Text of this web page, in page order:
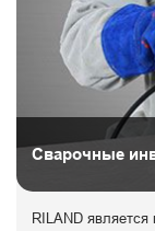
Сварочные
RILAND